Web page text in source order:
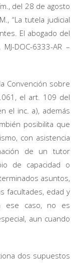
del 28 de agosto
“La tutela judicial
El abogado del
DOC-6333-AR –
Convención sobre
el art. 109 del
el inc. a), además
posibilita que
con asistencia
de un tutor
de capacidad o
asuntos,
facultades, edad y
ese caso, no es
aun cuando
dos supuestos